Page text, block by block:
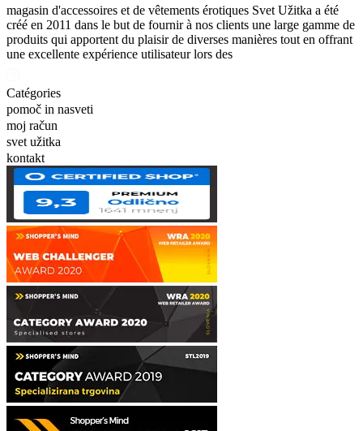
magasin d'accessoires et de vêtements érotiques Svet Užitka a été
créé en 2011 dans le but de fournir à nos clients une large gamme de
produits qui apportent du plaisir de diverses manières tout en offrant
une excellente expérience utilisateur lors des
Catégories
pomoč in nasveti
moj račun
svet užitka
kontakt